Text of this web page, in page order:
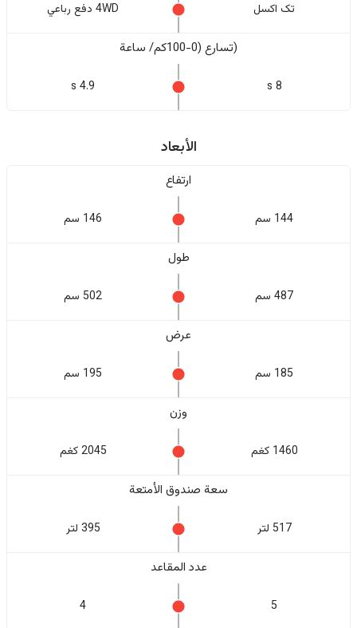
تک اکسل 4WD دفع رباعي
(تسارع (0-100كم/ ساعة
8 s
4.9 s
الأبعاد
ارتفاع
144 سم 146 سم
طول
487 سم 502 سم
عرض
185 سم 195 سم
وزن
1460 كغم 2045 كغم
سعة صندوق الأمتعة
517 لتر 395 لتر
عدد المقاعد
5
4